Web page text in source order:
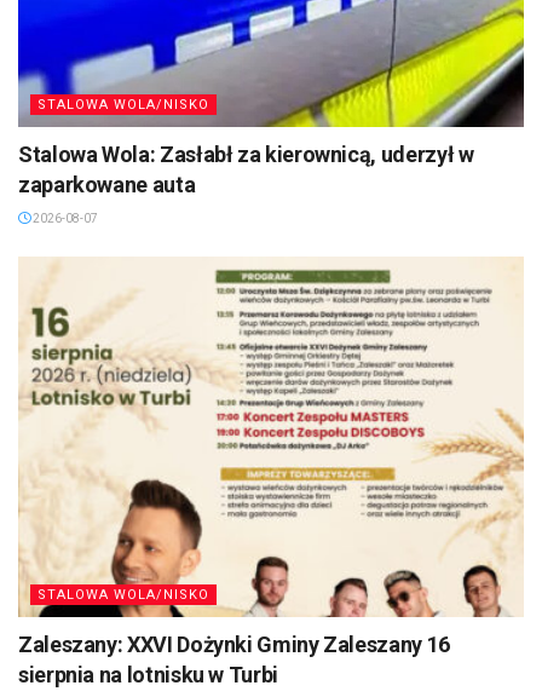
STALOWA WOLA/NISKO
Stalowa Wola: Zasłabł za kierownicą, uderzył w
zaparkowane auta
2026-08-07
STALOWA WOLA/NISKO
Zaleszany: XXVI Dożynki Gminy Zaleszany 16
sierpnia na lotnisku w Turbi